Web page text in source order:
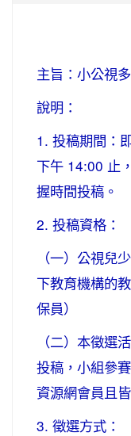
主旨：小公視
說明：
1. 投稿期間：
下午 14:00 止
握時間投稿。
2. 投稿資格：
（一）公視兒
下教育機構的
保員）
（二）本徵選
投稿，小組參
資源網會員且
3. 徵選方式：